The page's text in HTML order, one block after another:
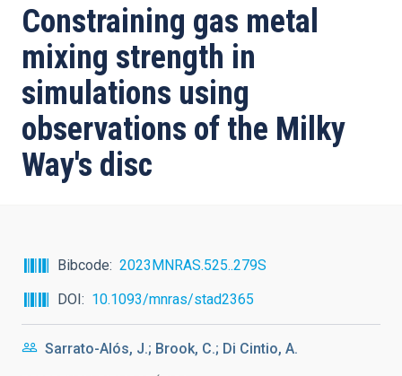
de
ayuda
a
la
navegación
Constraining gas metal
mixing strength in
simulations using
observations of the Milky
Way's disc
Bibcode
2023MNRAS.525..279S
DOI
10.1093/mnras/stad2365
Sarrato-Alós, J.; Brook, C.; Di Cintio, A.